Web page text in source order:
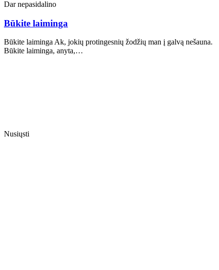
Dar nepasidalino
Būkite laiminga
Būkite laiminga Ak, jokių protingesnių žodžių man į galvą nešauna.
Būkite laiminga, anyta,…
Nusiųsti